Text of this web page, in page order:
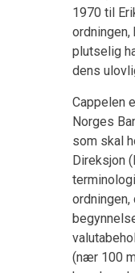
1970 til
ordningen,
plutselig
dens
Cappelen
Norges
som skal
Direksjon
(nær 100